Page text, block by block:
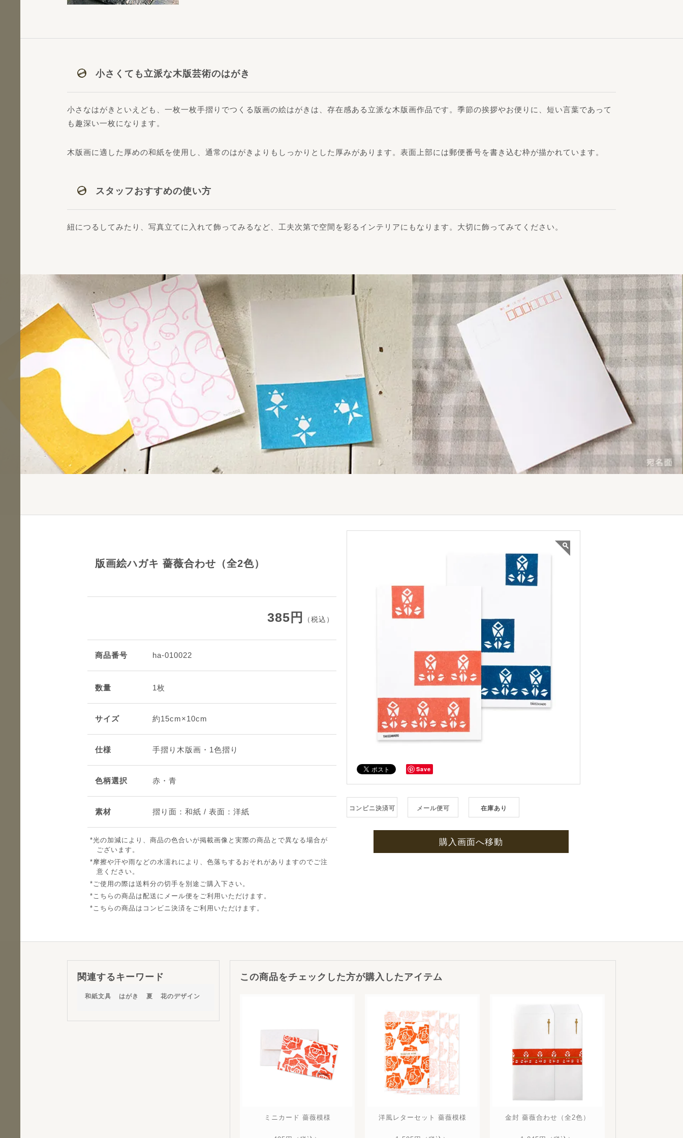
小さくても立派な木版芸術のはがき
小さなはがきといえども、一枚一枚手摺りでつくる版画の絵はがきは、存在感ある立派な木版画作品です。季節の挨拶やお便りに、短い言葉であって
も趣深い一枚になります。
木版画に適した厚めの和紙を使用し、通常のはがきよりもしっかりとした厚みがあります。表面上部には郵便番号を書き込む枠が描かれています。
スタッフおすすめの使い方
紐につるしてみたり、写真立てに入れて飾ってみるなど、工夫次第で空間を彩るインテリアにもなります。大切に飾ってみてください。
数量 1枚
サイズ 約15cm×10cm
仕様 手摺り木版画・1色摺り
色柄選択 赤・青
素材 摺り面：和紙 / 表面：洋紙
光の加減により、商品の色合いが掲載画像と実際の商品とで異なる場合が
ございます。
摩擦や汗や雨などの水濡れにより、色落ちするおそれがありますのでご注
意ください。
ご使用の際は送料分の切手を別途ご購入下さい。
こちらの商品は配送にメール便をご利用いただけます。
こちらの商品はコンビニ決済をご利用いただけます。
版画絵ハガキ 薔薇合わせ（全2色）
385円 （税込）
商品番号 ha-010022
Save
コンビニ決済可 メール便可 在庫あり
購入画面へ移動
関連するキーワード
和紙文具 はがき 夏 花のデザイン
この商品をチェックした方が購入したアイテム
ミニカード 薔薇模様 洋風レターセット 薔薇模様 金封 薔薇合わせ（全2色）